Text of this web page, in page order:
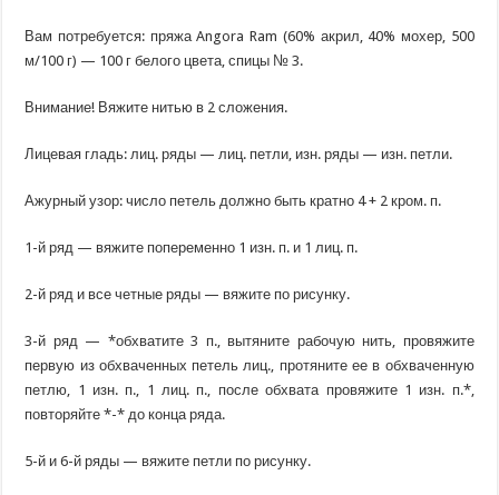
Вам потребуется: пряжа Angora Ram (60% акрил, 40% мохер, 500
м/100 г) — 100 г белого цвета, спицы № 3.
Внимание! Вяжите нитью в 2 сложения.
Лицевая гладь: лиц. ряды — лиц. петли, изн. ряды — изн. петли.
Ажурный узор: число петель должно быть кратно 4 + 2 кром. п.
1-й ряд — вяжите попеременно 1 изн. п. и 1 лиц. п.
2-й ряд и все четные ряды — вяжите по рисунку.
3-й ряд — *обхватите 3 п., вытяните рабочую нить, провяжите
первую из обхваченных петель лиц., протяните ее в обхваченную
петлю, 1 изн. п., 1 лиц. п., после обхвата провяжите 1 изн. п.*,
повторяйте *-* до конца ряда.
5-й и 6-й ряды — вяжите петли по рисунку.